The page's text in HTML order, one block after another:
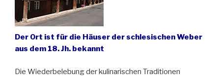
Der Ort ist für die Häuser der schlesischen Weber
aus dem 18. Jh. bekannt
Die Wiederbelebung der kulinarischen Traditionen